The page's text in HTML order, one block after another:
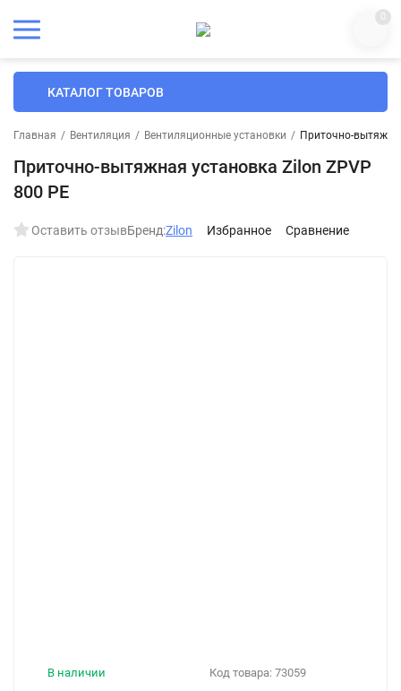
0
КАТАЛОГ ТОВАРОВ
Главная / Вентиляция / Вентиляционные установки / Приточно-
Приточно-вытяжная установка Zilon ZPVP
800 PE
Оставить отзывБренд:Zilon Избранное Сравнение
Код товара: 73059
В наличии